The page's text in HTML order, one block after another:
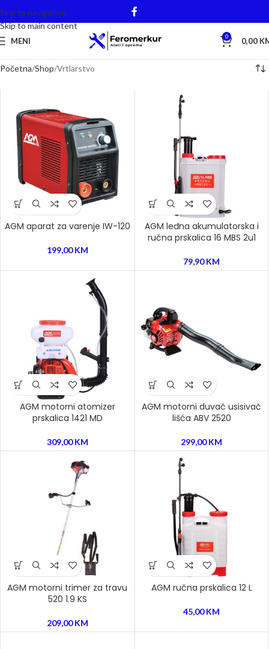
Skip to navigation
Skip to main content
MENI 0 0,00
Početna Shop Vrtlarstvo
AGM aparat za varenje IW-120
199,00KM
AGM leđna akumulatorska i
ručna prskalica 16 MBS 2u1
79,90KM
AGM motorni atomizer
prskalica 1421 MD
309,00KM
AGM motorni duvač usisivač
lišća ABV 2520
299,00KM
AGM motorni trimer za travu
520 1.9 KS
209,00KM
AGM ručna prskalica 12 L
45,00KM